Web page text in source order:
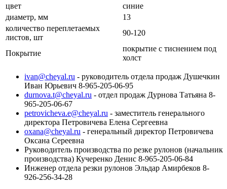
цвет
синие
диаметр, мм
13
количество переплетаемых
листов, шт
90-120
Покрытие
покрытие с тиснением под
холст
ivan@cheyal.ru - руководитель отдела продаж Душечкин
Иван Юрьевич 8-965-205-06-95
durnova.t@cheyal.ru - отдел продаж Дурнова Татьяна 8-
965-205-06-67
petrovicheva.e@cheyal.ru - заместитель генерального
директора Петровичева Елена Сергеевна
oxana@cheyal.ru - генеральный директор Петровичева
Оксана Сереевна
Руководитель производства по резке рулонов (начальник
производства) Кучеренко Денис 8-965-205-06-84
Инженер отдела резки рулонов Эльдар Амирбеков 8-
926-256-34-28